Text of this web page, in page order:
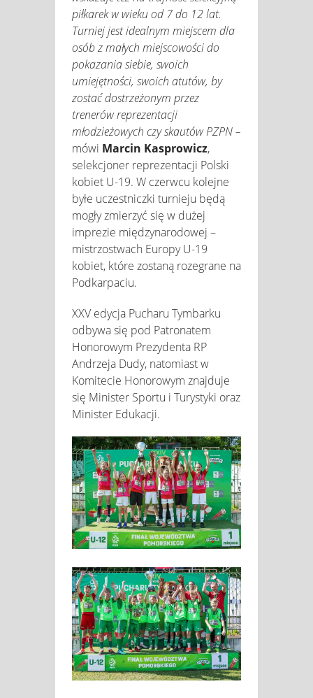
piłkarek w wieku od 7 do 12 lat.
Turniej jest idealnym miejscem dla
osób z małych miejscowości do
pokazania siebie, swoich
umiejętności, swoich atutów, by
zostać dostrzeżonym przez
trenerów reprezentacji
młodzieżowych czy skautów PZPN –
mówi Marcin Kasprowicz,
selekcjoner reprezentacji Polski
kobiet U-19. W czerwcu kolejne
byłe uczestniczki turnieju będą
mogły zmierzyć się w dużej
imprezie międzynarodowej –
mistrzostwach Europy U-19
kobiet, które zostaną rozegrane na
Podkarpaciu.
XXV edycja Pucharu Tymbarku
odbywa się pod Patronatem
Honorowym Prezydenta RP
Andrzeja Dudy, natomiast w
Komitecie Honorowym znajduje
się Minister Sportu i Turystyki oraz
Minister Edukacji.